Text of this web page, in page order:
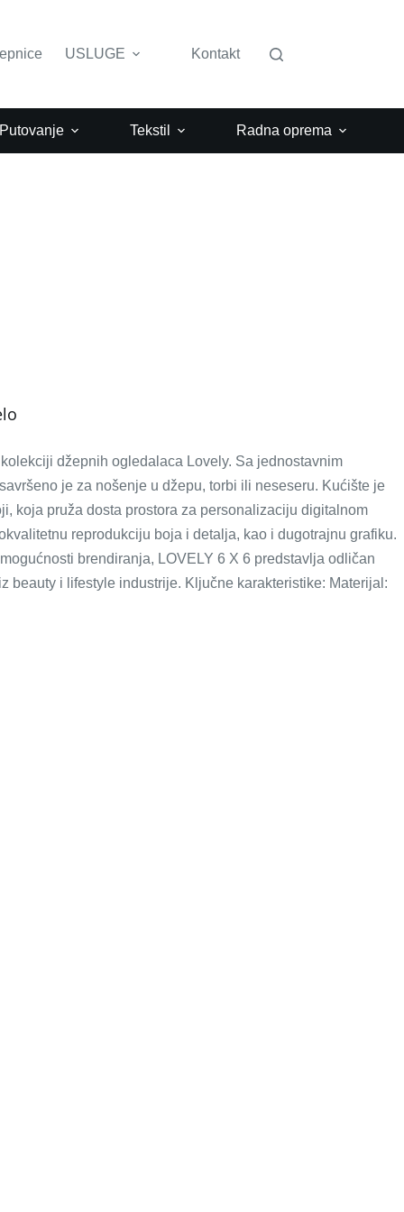
USLUGE Kontakt
Tekstil Radna oprema
džepnih ogledalaca Lovely. Sa jednostavnim
je za nošenje u džepu, torbi ili neseseru. Kućište je
koja pruža dosta prostora za personalizaciju digitalnom
reprodukciju boja i detalja, kao i dugotrajnu grafiku.
brendiranja, LOVELY 6 X 6 predstavlja odličan
beauty i lifestyle industrije. Ključne karakteristike: Materijal: